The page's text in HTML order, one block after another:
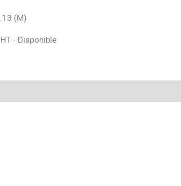
(M)
- Disponible